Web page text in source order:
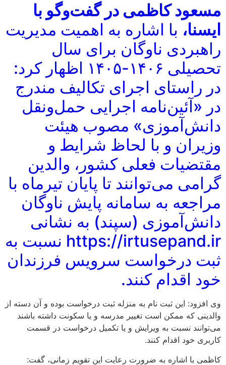
مسعود کاظمی در گفت‌وگو با
ایسنا، با اشاره به اهمیت مدیریت
راهبردی ناوگان برای سال
تحصیلی ۱۴۰۶-۱۴۰۵ اظهار کرد:
در راستای اجرای تکالیف مندرج
در «آئین‌نامه اجرایی حمل‌ونقل
دانش‌آموزی» مصوب هیئت
وزیران و با لحاظ شرایط و
مقتضیات فعلی کشور، والدین
گرامی می‌توانند تا پایان تیرماه با
مراجعه به سامانه پایش ناوگان
دانش‌آموزی (سپند) به نشانی
https://irtusepand.ir نسبت به
ثبت درخواست سرویس فرزندان
خود اقدام کنند.
وی افزود: این ثبت نام به منزله ثبت درخواست بوده و آن دسته از
والدینی که ممکن است تغییر مدرسه و یا سکونت داشته باشند
می‌توانند نسبت به ویرایش و یا تکمیل درخواست در قسمت
کاربری خود اقدام کنند.
کاظمی با اشاره به ضرورت رعایت این تقویم زمانی، گفت: